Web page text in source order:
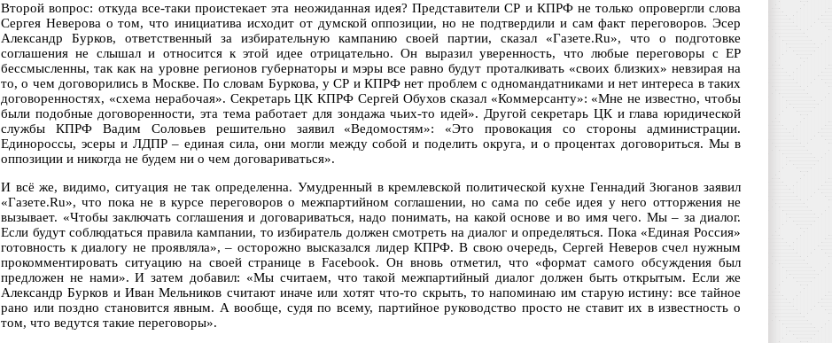
Второй вопрос: откуда все-таки проистекает эта неожиданная идея? Представители СР и КПРФ не только опровергли слова
Сергея Неверова о том, что инициатива исходит от думской оппозиции, но не подтвердили и сам факт переговоров. Эсер
Александр Бурков, ответственный за избирательную кампанию своей партии, сказал «Газете.Ru», что о подготовке
соглашения не слышал и относится к этой идее отрицательно. Он выразил уверенность, что любые переговоры с ЕР
бессмысленны, так как на уровне регионов губернаторы и мэры все равно будут проталкивать «своих близких» невзирая на
то, о чем договорились в Москве. По словам Буркова, у СР и КПРФ нет проблем с одномандатниками и нет интереса в таких
договоренностях, «схема нерабочая». Секретарь ЦК КПРФ Сергей Обухов сказал «Коммерсанту»: «Мне не известно, чтобы
были подобные договоренности, эта тема работает для зондажа чьих-то идей». Другой секретарь ЦК и глава юридической
службы КПРФ Вадим Соловьев решительно заявил «Ведомостям»: «Это провокация со стороны администрации.
Единороссы, эсеры и ЛДПР – единая сила, они могли между собой и поделить округа, и о процентах договориться. Мы в
оппозиции и никогда не будем ни о чем договариваться».
И всё же, видимо, ситуация не так определенна. Умудренный в кремлевской политической кухне Геннадий Зюганов заявил
«Газете.Ru», что пока не в курсе переговоров о межпартийном соглашении, но сама по себе идея у него отторжения не
вызывает. «Чтобы заключать соглашения и договариваться, надо понимать, на какой основе и во имя чего. Мы – за диалог.
Если будут соблюдаться правила кампании, то избиратель должен смотреть на диалог и определяться. Пока «Единая Россия»
готовность к диалогу не проявляла», – осторожно высказался лидер КПРФ. В свою очередь, Сергей Неверов счел нужным
прокомментировать ситуацию на своей странице в Facebook. Он вновь отметил, что «формат самого обсуждения был
предложен не нами». И затем добавил: «Мы считаем, что такой межпартийный диалог должен быть открытым. Если же
Александр Бурков и Иван Мельников считают иначе или хотят что-то скрыть, то напоминаю им старую истину: все тайное
рано или поздно становится явным. А вообще, судя по всему, партийное руководство просто не ставит их в известность о
том, что ведутся такие переговоры».